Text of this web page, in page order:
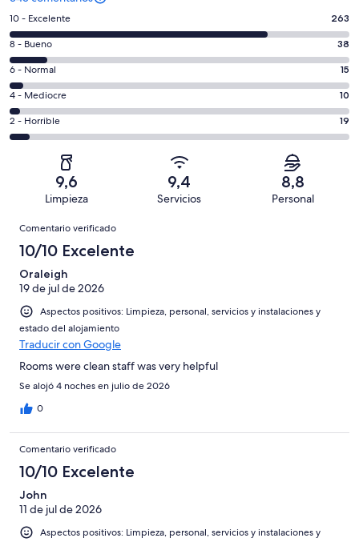
263
comentarios
de
un
total
de
345
con
puntuación
10 - Excelente 263
38
comentarios
de
un
total
de
puntuación
8 - Bueno 38
15
comentarios
de
un
total
puntuación
Normal
6 - Normal 15
10
comentarios
de
una
puntuación
Mediocre
4 - Mediocre 10
19
comentarios
345
una
puntuación
de
Horrible
2 - Horrible 19
9,6
Limpieza
9,4
Servicios
8,8
Personal
Comentarios
Comentario verificado
10/10 Excelente
Oraleigh
19 de jul de 2026
Aspectos positivos: Limpieza, personal, servicios y instalaciones y
estado del alojamiento
Traducir con Google
Rooms were clean staff was very helpful
Se alojó 4 noches en julio de 2026
0
Comentario verificado
10/10 Excelente
John
11 de jul de 2026
Aspectos positivos: Limpieza, personal, servicios y instalaciones y